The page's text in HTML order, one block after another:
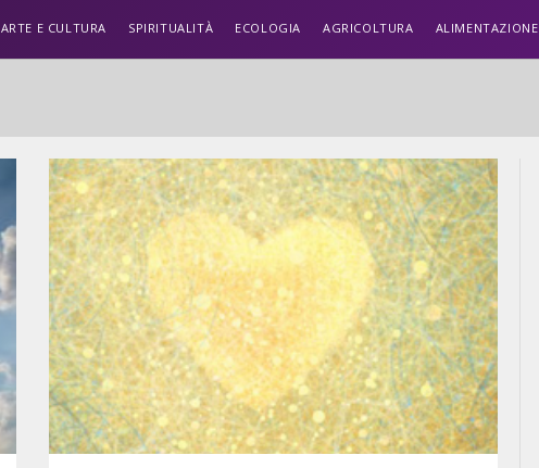
ARTE E CULTURA SPIRITUALITÀ ECOLOGIA AGRICOLTURA ALIMENTAZIONE